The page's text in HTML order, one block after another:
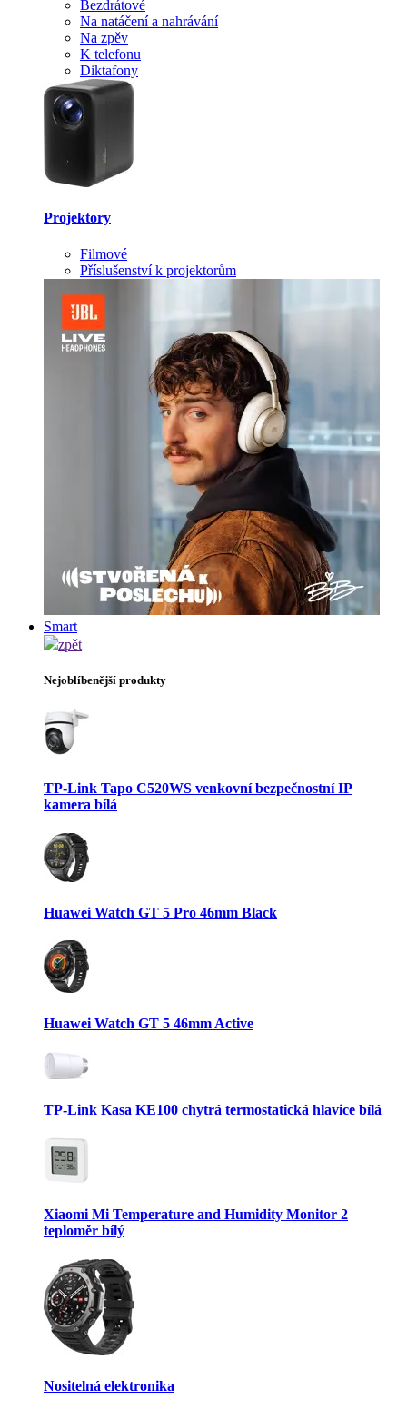
Bezdrátové
Na natáčení a nahrávání
Na zpěv
K telefonu
Diktafony
Projektory
Filmové
Příslušenství k projektorům
Smart
zpět
Nejoblíbenější produkty
TP-Link Tapo C520WS venkovní bezpečnostní IP
kamera bílá
Huawei Watch GT 5 Pro 46mm Black
Huawei Watch GT 5 46mm Active
TP-Link Kasa KE100 chytrá termostatická hlavice bílá
Xiaomi Mi Temperature and Humidity Monitor 2
teploměr bílý
Nositelná elektronika